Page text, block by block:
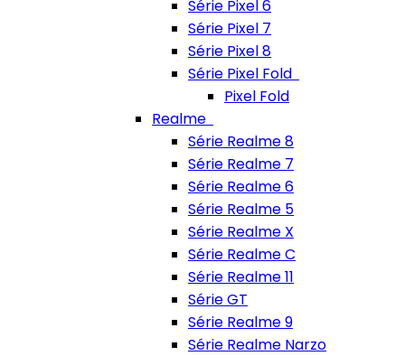
Série Pixel 6
Série Pixel 7
Série Pixel 8
Série Pixel Fold
Pixel Fold
Realme
Série Realme 8
Série Realme 7
Série Realme 6
Série Realme 5
Série Realme X
Série Realme C
Série Realme 11
Série GT
Série Realme 9
Série Realme Narzo